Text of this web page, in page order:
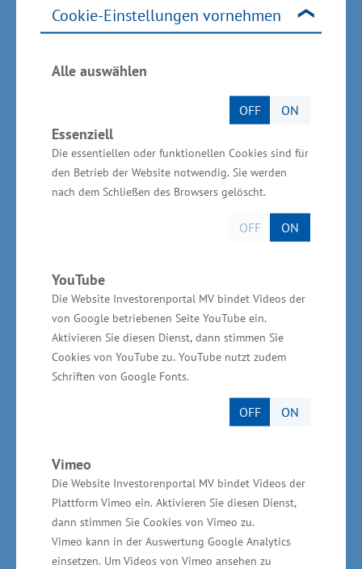
Cookie-Einstellungen vornehmen
Alle auswählen
OFF ON
Essenziell
Die essentiellen oder funktionellen Cookies sind für
den Betrieb der Website notwendig. Sie werden
nach dem Schließen des Browsers gelöscht.
OFF ON
YouTube
Die Website Investorenportal MV bindet Videos der
von Google betriebenen Seite YouTube ein.
Aktivieren Sie diesen Dienst, dann stimmen Sie
Cookies von YouTube zu. YouTube nutzt zudem
Schriften von Google Fonts.
OFF ON
Vimeo
Die Website Investorenportal MV bindet Videos der
Plattform Vimeo ein. Aktivieren Sie diesen Dienst,
dann stimmen Sie Cookies von Vimeo zu.
Vimeo kann in der Auswertung Google Analytics
einsetzen. Um Videos von Vimeo ansehen zu
von Genen und deren Funktionsbestimmung
basierter Software kann zum Beispiel eine
Schaderregerfrüherkennung in der
Landwirtschaft erfolgen. Eine praktische
Umsetzung der Forschungen erfolgt bereits in
dem vom Bundesforschungsministerium
unterstützen Projekt ArtIFARM im Themenfeld
Biotechnologie. „Die Preisträgerin hat in den
wissenschaftliche Arbeit unter anderem dazu
beigetragen, die Digitalisierung und Diagnostik
in der Betreuung zu verbessern“, sagte Meyer.
In seinem Festvortrag „Wie besteht
Spitzenforschung in Deutschland im globalen
Wettbewerb? Ziele - Finanzierung - Umsetzung -
Krubasik nachdrücklich die Bedeutung
hochrangiger Forschung und deren Transfer in
die Wirtschaft. Prof. Krubasik, TU München,
Munich Institute of Robotics and Machine
Intelligence, ist ehem. Mitglied des